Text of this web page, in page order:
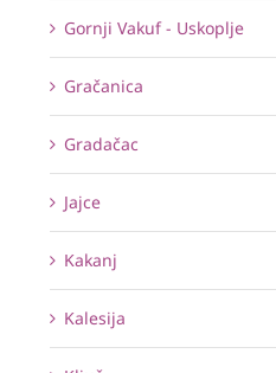
Gornji Vakuf - Uskoplje
Gračanica
Gradačac
Jajce
Kakanj
Kalesija